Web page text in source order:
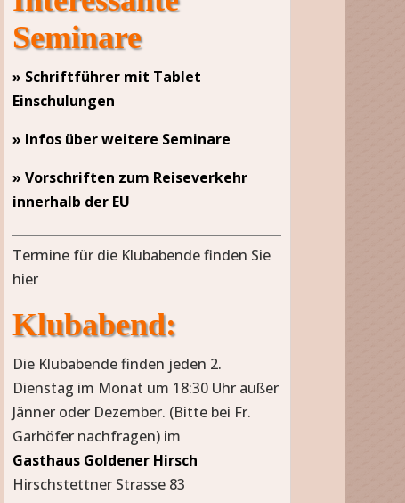
Seminare
» Schriftführer mit Tablet
Einschulungen
» Infos über weitere Seminare
» Vorschriften zum Reiseverkehr
innerhalb der EU
Termine für die Klubabende finden Sie
hier
Klubabend:
Die Klubabende finden jeden 2.
Dienstag im Monat um 18:30 Uhr außer
Jänner oder Dezember. (Bitte bei Fr.
Garhöfer nachfragen) im
Gasthaus Goldener Hirsch
Hirschstettner Strasse 83